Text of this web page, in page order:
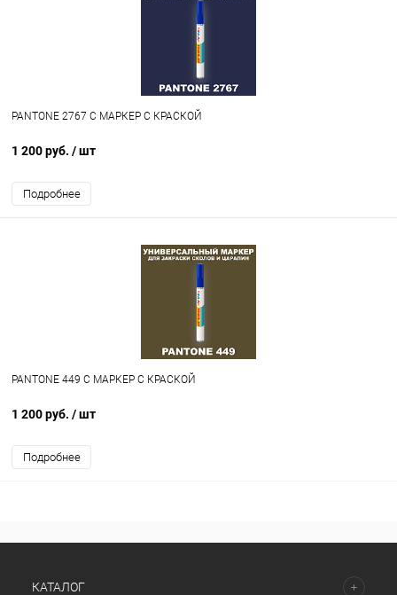
PANTONE 2767 C МАРКЕР С КРАСКОЙ
1 200 руб. / шт
Подробнее
PANTONE 449 C МАРКЕР С КРАСКОЙ
1 200 руб. / шт
Подробнее
КАТАЛОГ